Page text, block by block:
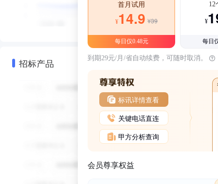
招标产品
首月试用
¥14.9 ¥39
每日仅0.48元
12
¥
每日
到期29元/月/省自动续费，可随时取消。
标讯详情查看
关键电话直连
甲方分析查询
会员尊享权益